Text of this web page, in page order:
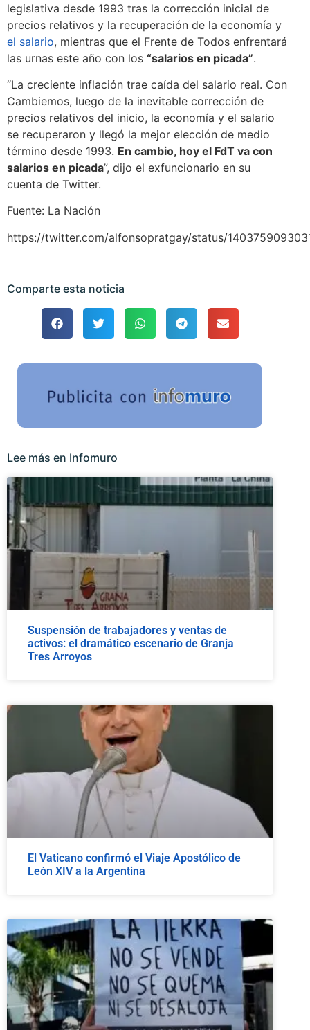
legislativa desde 1993 tras la corrección inicial de
precios relativos y la recuperación de la economía y
el salario, mientras que el Frente de Todos enfrentará
las urnas este año con los “salarios en picada”.
“La creciente inflación trae caída del salario real. Con
Cambiemos, luego de la inevitable corrección de
precios relativos del inicio, la economía y el salario
se recuperaron y llegó la mejor elección de medio
término desde 1993. En cambio, hoy el FdT va con
salarios en picada”, dijo el exfuncionario en su
cuenta de Twitter.
Fuente: La Nación
https://twitter.com/alfonsopratgay/status/
Comparte esta noticia
Lee más en Infomuro
Suspensión de trabajadores y ventas de
activos: el dramático escenario de Granja
Tres Arroyos
El Vaticano confirmó el Viaje Apostólico de
León XIV a la Argentina